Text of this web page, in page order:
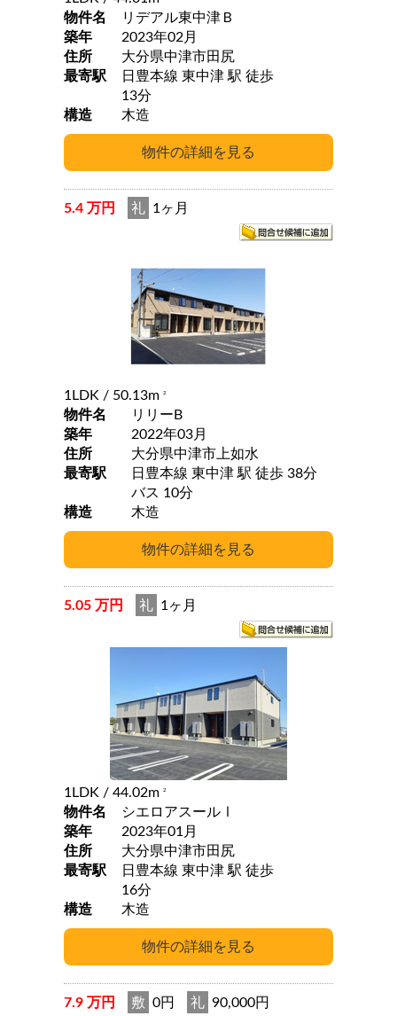
物件名
リデアル東中津Ｂ
築年
2023年02月
住所
大分県中津市田尻
最寄駅
日豊本線 東中津 駅 徒歩
13分
構造
木造
5.4 万円 礼 1ヶ月
1LDK / 50.13m 2
物件名
リリーB
築年
2022年03月
住所
大分県中津市上如水
最寄駅
日豊本線 東中津 駅 徒歩 38分
バス 10分
構造
木造
5.05 万円 礼 1ヶ月
1LDK / 44.02m 2
物件名
シエロアスールⅠ
築年
2023年01月
住所
大分県中津市田尻
最寄駅
日豊本線 東中津 駅 徒歩
16分
構造
木造
7.9 万円 敷 0円 礼 90,000円